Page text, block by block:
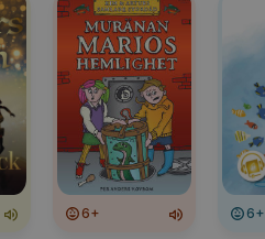
6+ 6+